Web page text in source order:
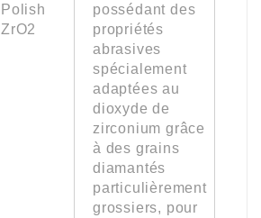
Polish
ZrO2
possédant des
propriétés
abrasives
spécialement
adaptées au
dioxyde de
zirconium grâce
à des grains
diamantés
particulièrement
grossiers, pour